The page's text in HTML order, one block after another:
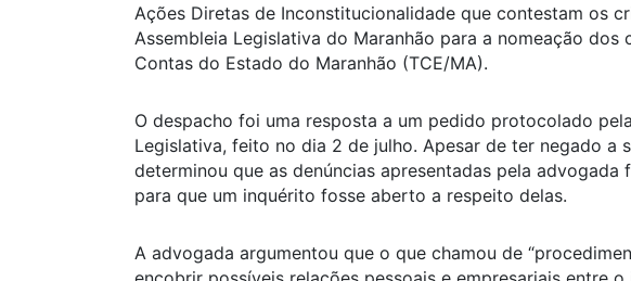
Ações Diretas de Inconstitucionalidade que contestam os
Assembleia Legislativa do Maranhão para a nomeação dos
Contas do Estado do Maranhão (TCE/MA).
O despacho foi uma resposta a um pedido protocolado
Legislativa, feito no dia 2 de julho. Apesar de ter negado a
determinou que as denúncias apresentadas pela advogada
para que um inquérito fosse aberto a respeito delas.
A advogada argumentou que o que chamou de